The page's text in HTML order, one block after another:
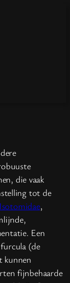
die vaak
tot de
Isotomidae,
Een
(de
kunnen
fijnbehaarde